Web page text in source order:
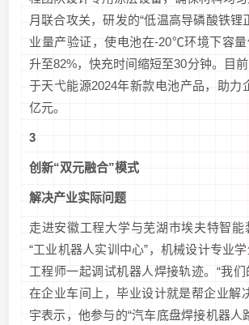
月联合攻关，研发的“低温高导磷酸铁锂
业量产验证，使电池在-20℃环境下容量
升至82%，快充时间缩短至30分钟。目
于天弋能源2024年新款电池产品，助力
亿元。
3
创新“双元融合”模式
解决产业实际问题
走进安徽工程大学与芜湖市埃夫特智能
“工业机器人实训中心”，机械设计专业
工程师一起调试机器人焊接轨迹。“我
在企业车间上，毕业设计就是帮企业解
宇表示，他参与的“汽车底盘焊接机器人